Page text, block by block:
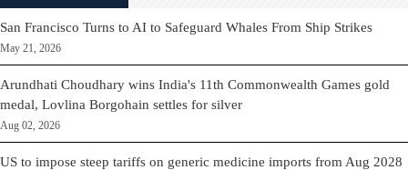
San Francisco Turns to AI to Safeguard Whales From Ship Strikes
May 21, 2026
Arundhati Choudhary wins India's 11th Commonwealth Games gold
medal, Lovlina Borgohain settles for silver
Aug 02, 2026
US to impose steep tariffs on generic medicine imports from Aug 2028